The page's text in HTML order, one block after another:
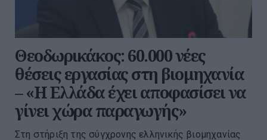
Θεοδωρικάκος: 60.000 νέες
θέσεις εργασίας στη βιομηχανία
– «Η Ελλάδα έχει αποφασίσει να
γίνει χώρα παραγωγής»
Στη στήριξη της σύγχρονης ελληνικής βιομηχανίας